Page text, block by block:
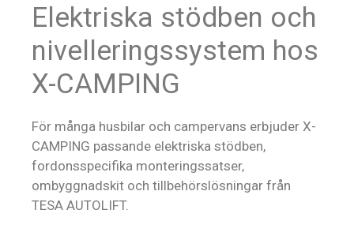
Elektriska stödben och
nivelleringssystem hos
X-CAMPING
För många husbilar och campervans erbjuder X-
CAMPING passande elektriska stödben,
fordonsspecifika monteringssatser,
ombyggnadskit och tillbehörslösningar från
TESA AUTOLIFT.